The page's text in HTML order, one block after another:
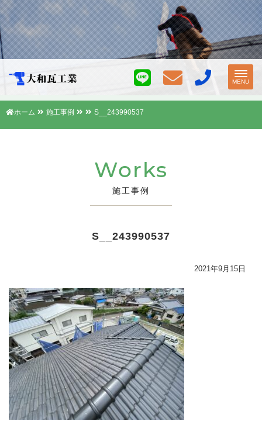
MENU
ホーム 施工事例 S__243990537
Works
施工事例
S__243990537
2021年9月15日